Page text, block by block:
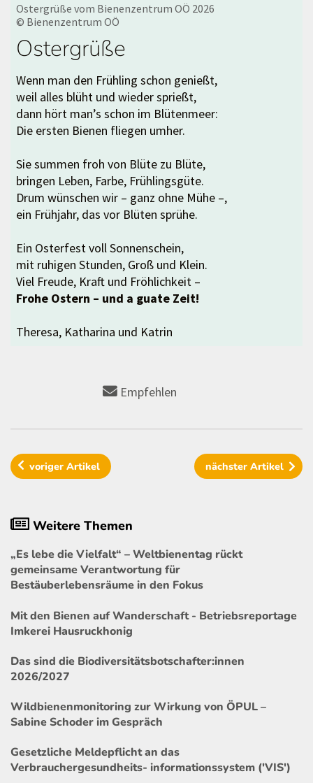
Ostergrüße vom Bienenzentrum OÖ 2026
© Bienenzentrum OÖ
Ostergrüße
Wenn man den Frühling schon genießt,
weil alles blüht und wieder sprießt,
dann hört man’s schon im Blütenmeer:
Die ersten Bienen fliegen umher.
Sie summen froh von Blüte zu Blüte,
bringen Leben, Farbe, Frühlingsgüte.
Drum wünschen wir – ganz ohne Mühe –,
ein Frühjahr, das vor Blüten sprühe.
Ein Osterfest voll Sonnenschein,
mit ruhigen Stunden, Groß und Klein.
Viel Freude, Kraft und Fröhlichkeit –
Frohe Ostern – und a guate Zeit!
Theresa, Katharina und Katrin
Empfehlen
vorigerArtikel nächster Artikel
Weitere Themen
„Es lebe die Vielfalt“ – Weltbienentag rückt
gemeinsame Verantwortung für
Bestäuberlebensräume in den Fokus
Mit den Bienen auf Wanderschaft - Betriebsreportage
Imkerei Hausruckhonig
Das sind die Biodiversitätsbotschafter:innen
2026/2027
Wildbienenmonitoring zur Wirkung von ÖPUL –
Sabine Schoder im Gespräch
Gesetzliche Meldepflicht an das
Verbrauchergesundheits- informationssystem ('VIS')